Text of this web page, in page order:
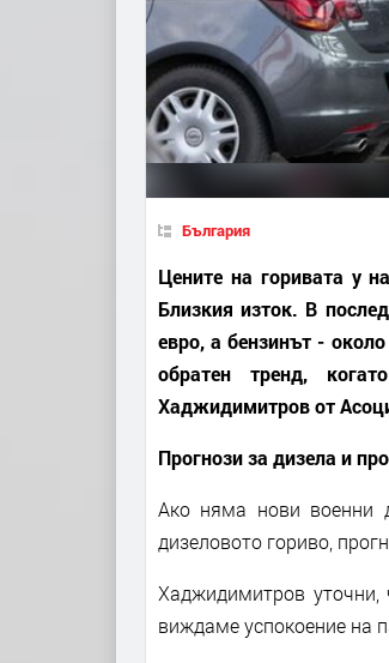
България
Цените на горивата у
Близкия изток. В
евро, а бензинът -
обратен тренд,
Хаджидимитров от
Прогнози за дизела и
Ако няма нови военни
дизеловото гориво,
Хаджидимитров уточни,
виждаме успокоение на